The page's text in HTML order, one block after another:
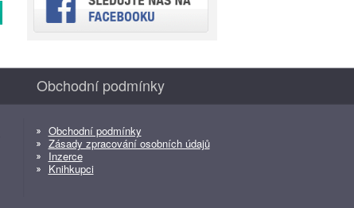
Obchodní podmínky
Obchodní podmínky
Zásady zpracování osobních údajů
Inzerce
Knihkupci